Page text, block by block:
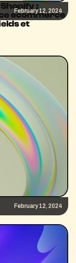
February 12, 2024
:
ecommerce
et
February 12, 2024